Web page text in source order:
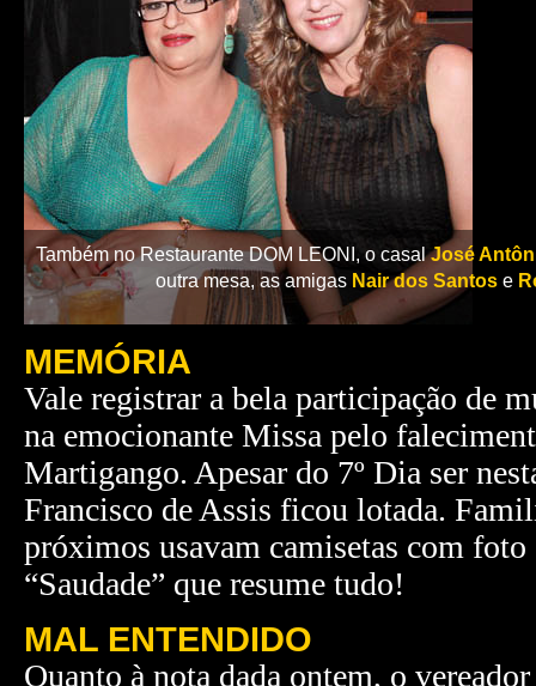
Também no Restaurante DOM LEONI, o casalJosé
outra mesa, as amigas Nair dos Santos e
MEMÓRIA
Vale registrar a bela participação de
na emocionante Missa pelo
Martigango. Apesar do 7º Dia ser
Francisco de Assis ficou lotada.
próximos usavam camisetas com foto
“Saudade” que resume tudo!
MAL ENTENDIDO
Quanto à nota dada ontem, o vereador